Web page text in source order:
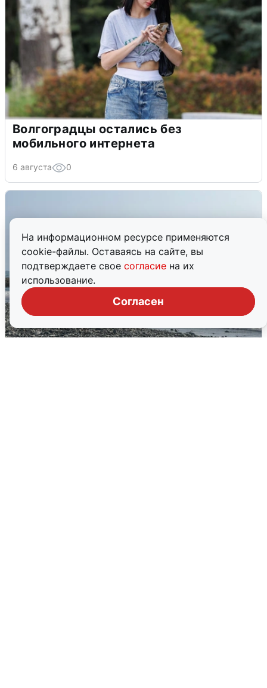
На информационном ресурсе применяются
cookie-файлы. Оставаясь на сайте, вы
подтверждаете свое согласие на их
использование.
Согласен
Волгоградцы остались без
мобильного интернета
6 августа 0